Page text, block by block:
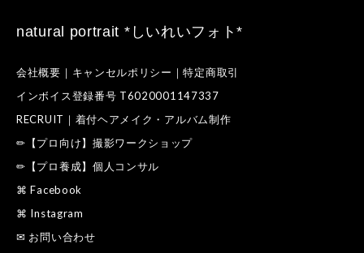
natural portrait *しいれいフォト*
会社概要｜キャンセルポリシー｜特定商取引
インボイス登録番号 T6020001147337
RECRUIT｜着付ヘアメイク・アルバム制作
✏【プロ向け】撮影ワークショップ
✏【プロ養成】個人コンサル
⌘ Facebook
⌘ Instagram
✉ お問い合わせ